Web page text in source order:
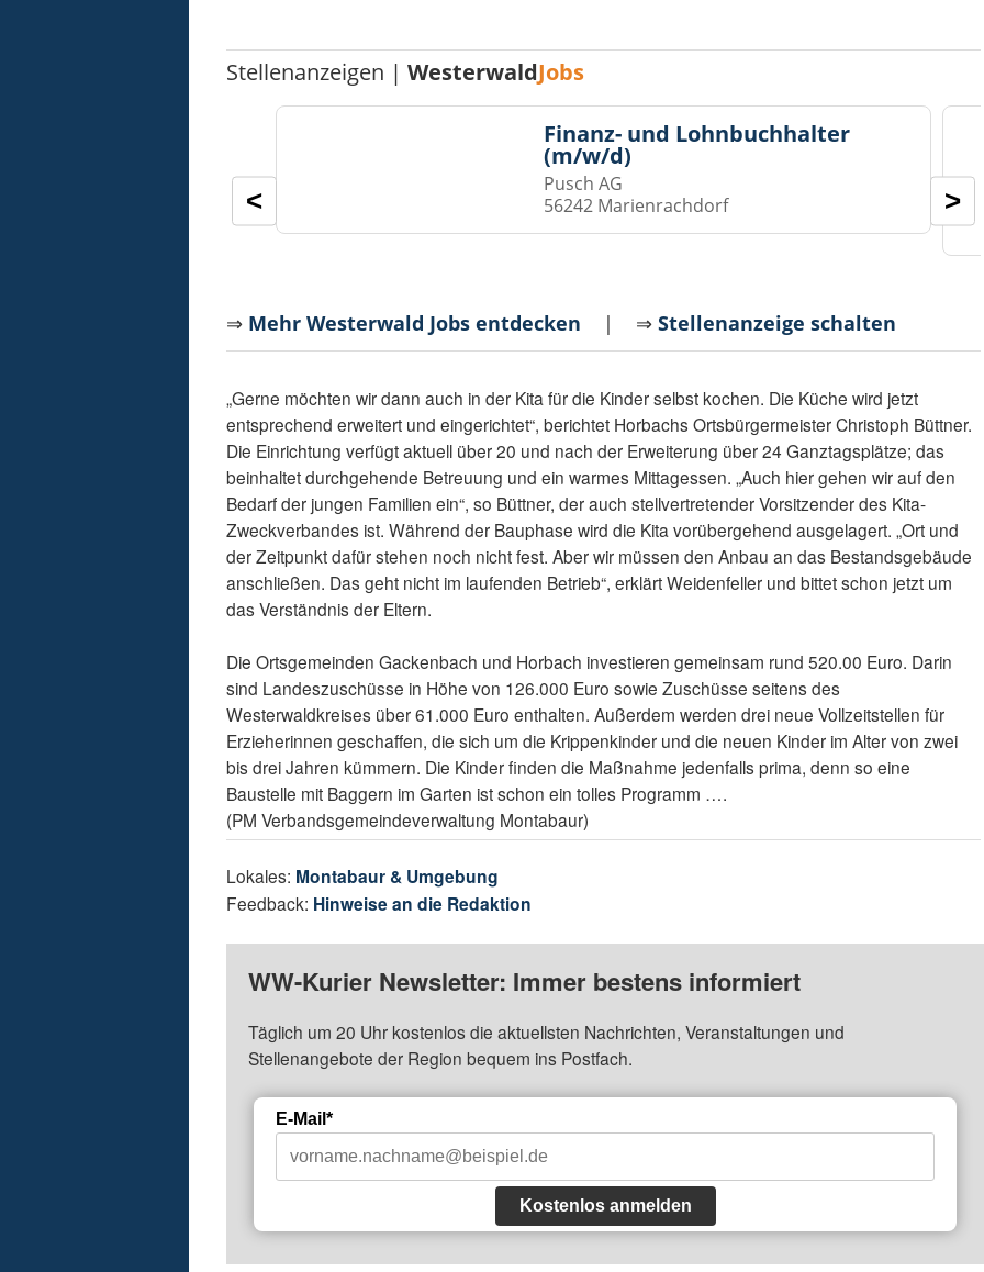
Stellenanzeigen |WesterwaldJobs
Finanz- und Lohnbuchhalter
(m/w/d)
Pusch AG
56242 Marienrachdorf
< >
⇒ Mehr Westerwald Jobs entdecken | ⇒Stellenanzeige schalten
„Gerne möchten wir dann auch in der Kita für die Kinder selbst kochen. Die Küche wird jetzt
entsprechend erweitert und eingerichtet“, berichtet Horbachs Ortsbürgermeister Christoph Büttner.
Die Einrichtung verfügt aktuell über 20 und nach der Erweiterung über 24 Ganztagsplätze; das
beinhaltet durchgehende Betreuung und ein warmes Mittagessen. „Auch hier gehen wir auf den
Bedarf der jungen Familien ein“, so Büttner, der auch stellvertretender Vorsitzender des Kita-
Zweckverbandes ist. Während der Bauphase wird die Kita vorübergehend ausgelagert. „Ort und
der Zeitpunkt dafür stehen noch nicht fest. Aber wir müssen den Anbau an das Bestandsgebäude
anschließen. Das geht nicht im laufenden Betrieb“, erklärt Weidenfeller und bittet schon jetzt um
das Verständnis der Eltern.
Die Ortsgemeinden Gackenbach und Horbach investieren gemeinsam rund 520.00 Euro. Darin
sind Landeszuschüsse in Höhe von 126.000 Euro sowie Zuschüsse seitens des
Westerwaldkreises über 61.000 Euro enthalten. Außerdem werden drei neue Vollzeitstellen für
Erzieherinnen geschaffen, die sich um die Krippenkinder und die neuen Kinder im Alter von zwei
bis drei Jahren kümmern. Die Kinder finden die Maßnahme jedenfalls prima, denn so eine
Baustelle mit Baggern im Garten ist schon ein tolles Programm ….
(PM Verbandsgemeindeverwaltung Montabaur)
Lokales: Montabaur & Umgebung
Feedback: Hinweise an die Redaktion
WW-Kurier Newsletter: Immer bestens informiert
Täglich um 20 Uhr kostenlos die aktuellsten Nachrichten, Veranstaltungen und
Stellenangebote der Region bequem ins Postfach.
E-Mail*
Kostenlos anmelden